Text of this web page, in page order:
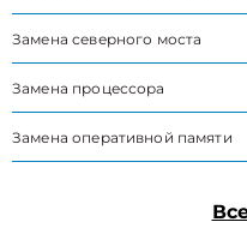
Замена северного моста
Замена процессора
Замена оперативной памяти